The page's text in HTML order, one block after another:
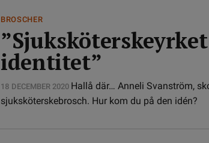
BROSCHER
identitet”
18 DECEMBER 2020 Hallå där… Anneli Svanström,
sjuksköterskebrosch. Hur kom du på den idén?